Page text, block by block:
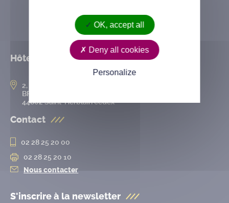
Hôtel de ville
2, rue de l’Hôtel-de-Ville
BP 50167
44802 Saint-Herblain cedex
Contact
02 28 25 20 00
02 28 25 20 10
Nous contacter
S'inscrire à la newsletter
OK, accept all
Deny all cookies
Personalize